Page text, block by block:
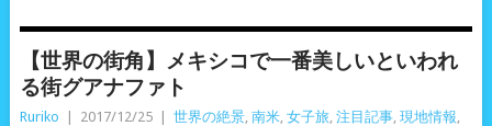
【世界の街角】メキシコで一番美しいといわれ
る街グアナファト
Ruriko | 2017/12/25 | 世界の絶景, 南米, 女子旅, 注目記事, 現地情報